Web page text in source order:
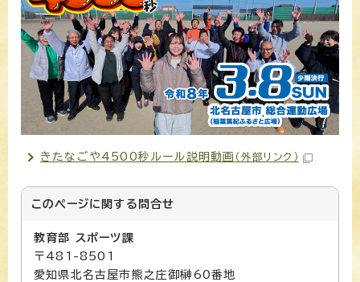
きたなごや4500秒ルール説明動画 （外部リンク）
このページに関する 問合せ
教育部 スポーツ課
〒481-8501
愛知県北名古屋市熊之庄御榊60番地